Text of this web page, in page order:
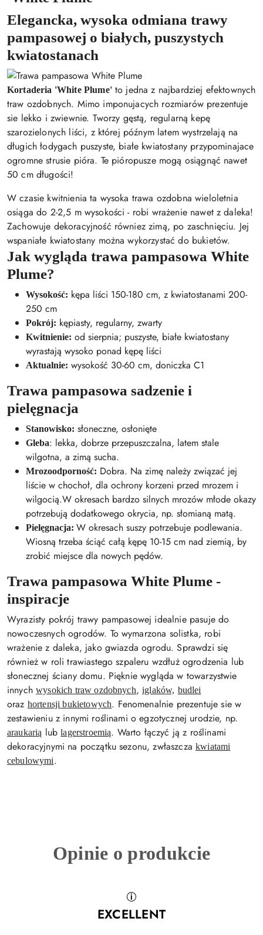
Elegancka, wysoka odmiana trawy
pampasowej o białych, puszystych
kwiatostanach
Kortaderia 'White Plume'to jedna z najbardziej efektownych
traw ozdobnych. Mimo imponujacych rozmiarów prezentuje
sie lekko i zwiewnie. Tworzy gęstą, regularną kepę
szarozielonych liści, z której późnym latem wystrzelają na
długich łodygach puszyste, białe kwiatostany przypominajace
ogromne strusie pióra. Te pióropusze mogą osiągnąć nawet
50 cm długości!
W czasie kwitnienia ta wysoka trawa ozdobna wieloletnia
osiąga do 2-2,5 m wysokości - robi wrażenie nawet z daleka!
Zachowuje dekoracyjność równiez zimą, po zaschnięciu. Jej
wspaniałe kwiatostany można wykorzystać do bukietów.
Jak wygląda trawa pampasowa White
Plume?
Wysokość: kępa liści 150-180 cm, z kwiatostanami 200-
250 cm
Pokrój: kępiasty, regularny, zwarty
Kwitnienie: od sierpnia; puszyste, białe kwiatostany
wyrastają wysoko ponad kępę liści
Aktualnie: wysokość 30-60 cm, doniczka C1
Trawa pampasowa sadzenie i
pielęgnacja
Stanowisko: słoneczne, osłonięte
Gleba: lekka, dobrze przepuszczalna, latem stale
wilgotna, a zimą sucha.
Mrozoodporność: Dobra. Na zimę należy związać jej
liście w chochoł, dla ochrony korzeni przed mrozem i
wilgocią.W okresach bardzo silnych mrozów młode okazy
potrzebują dodatkowego okrycia, np. słomianą matą.
Pielęgnacja: W okresach suszy potrzebuje podlewania.
Wiosną trzeba ściąć całą kępę 10-15 cm nad ziemią, by
zrobić miejsce dla nowych pędów.
Trawa pampasowa White Plume -
inspiracje
Wyrazisty pokrój trawy pampasowej idealnie pasuje do
nowoczesnych ogrodów. To wymarzona solistka, robi
wrażenie z daleka, jako gwiazda ogrodu. Sprawdzi się
również w roli trawiastego szpaleru wzdłuż ogrodzenia lub
słonecznej ściany domu. Pięknie wygląda w towarzystwie
innychwysokich traw ozdobnych,iglaków, budlei
oraz hortensji bukietowych. Fenomenalnie prezentuje sie w
zestawieniu z innymi roślinami o egzotycznej urodzie, np.
araukarią lublagerstroemią. Warto łączyć ją z roślinami
dekoracyjnymi na początku sezonu, zwłaszczakwiatami
cebulowymi.
Opinie o produkcie
EXCELLENT